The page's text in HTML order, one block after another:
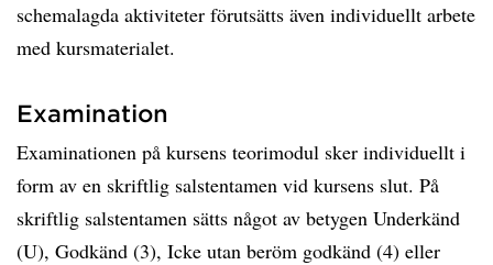
schemalagda aktiviteter förutsätts även individuellt arbete
med kursmaterialet.
Examination
Examinationen på kursens teorimodul sker individuellt i
form av en skriftlig salstentamen vid kursens slut. På
skriftlig salstentamen sätts något av betygen Underkänd
(U), Godkänd (3), Icke utan beröm godkänd (4) eller